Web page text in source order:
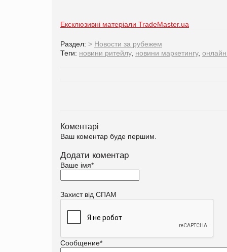
Ексклюзивні матеріали TradeMaster.ua
Раздел: > Новости за рубежем
Теги: новини ритейлу, новини маркетингу,
Коментарі
Ваш коментар буде першим.
Додати коментар
Ваше імя*
Захист від СПАМ
Сообщение*